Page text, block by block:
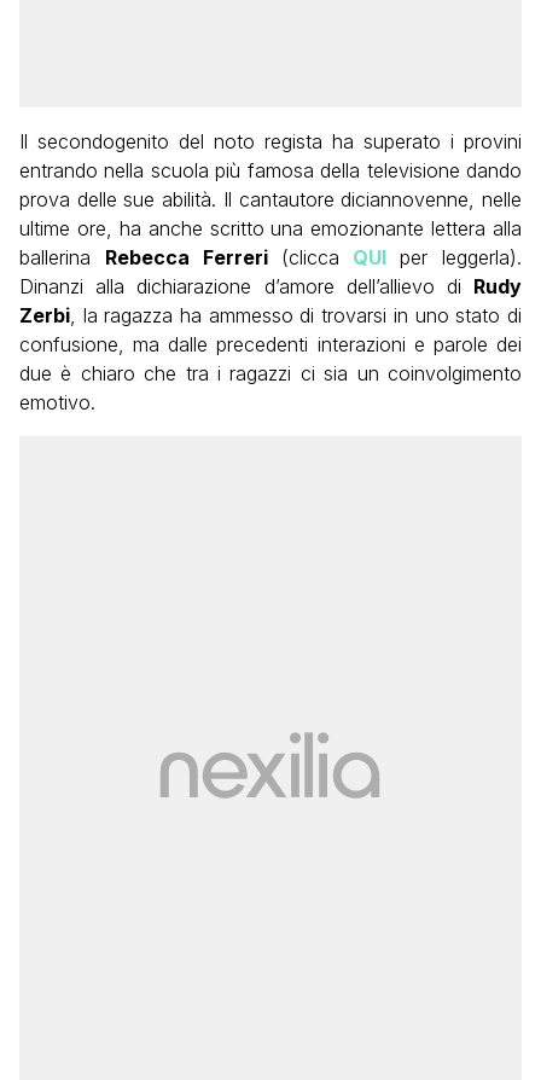
Il secondogenito del noto regista ha superato i provini
entrando nella scuola più famosa della televisione dando
prova delle sue abilità. Il cantautore diciannovenne, nelle
ultime ore, ha anche scritto una emozionante lettera alla
ballerina Rebecca Ferreri (clicca QUI per leggerla).
Dinanzi alla dichiarazione d’amore dell’allievo di Rudy
Zerbi , la ragazza ha ammesso di trovarsi in uno stato di
confusione, ma dalle precedenti interazioni e parole dei
due è chiaro che tra i ragazzi ci sia un coinvolgimento
emotivo.